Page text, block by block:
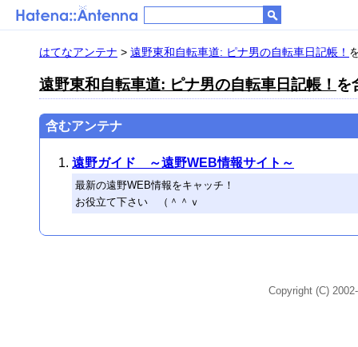
はてなアンテナ > 遠野東和自転車道: ピナ男の自転車日記帳！
遠野東和自転車道: ピナ男の自転車日記帳！ を
含むアンテナ
遠野ガイド ～遠野WEB情報サイト～
最新の遠野WEB情報をキャッチ！
お役立て下さい （＾＾ｖ
Copyright (C)